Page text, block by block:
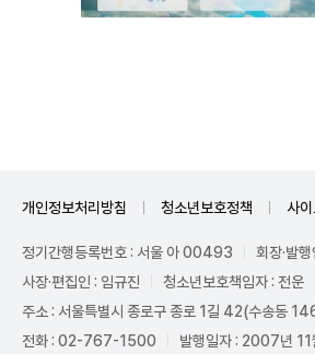
개인정보처리방침 청소년보호정책 사
정기간행등록번호 : 서울 아 00493
회장·발
사장·편집인 : 임규진
청소년보호책임자 : 전운
주소 : 서울특별시 종로구 종로 1길 42(수송동
전화 : 02-767-1500
발행일자 : 2007년 11